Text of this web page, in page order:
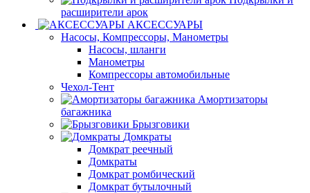
расширители арок
АКСЕССУАРЫ
Насосы, Компрессоры, Манометры
Насосы, шланги
Манометры
Компрессоры автомобильные
Чехол-Тент
Амортизаторы
багажника
Брызговики
Домкраты
Домкрат реечный
Домкраты
Домкрат ромбический
Домкрат бутылочный